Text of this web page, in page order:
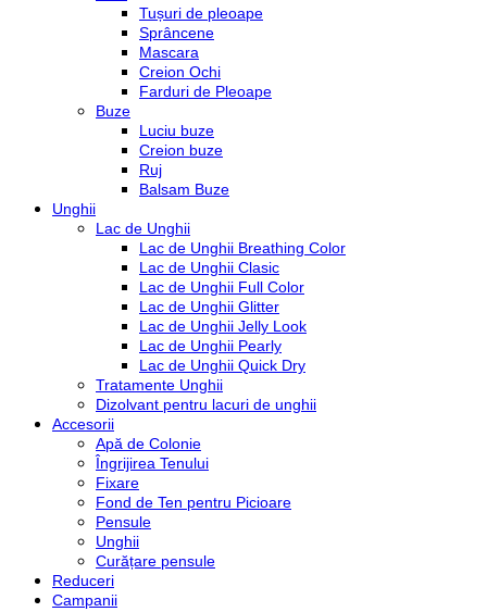
Tușuri de pleoape
Sprâncene
Mascara
Creion Ochi
Farduri de Pleoape
Buze
Luciu buze
Creion buze
Ruj
Balsam Buze
Unghii
Lac de Unghii
Lac de Unghii Breathing Color
Lac de Unghii Clasic
Lac de Unghii Full Color
Lac de Unghii Glitter
Lac de Unghii Jelly Look
Lac de Unghii Pearly
Lac de Unghii Quick Dry
Tratamente Unghii
Dizolvant pentru lacuri de unghii
Accesorii
Apă de Colonie
Îngrijirea Tenului
Fixare
Fond de Ten pentru Picioare
Pensule
Unghii
Curățare pensule
Reduceri
Campanii